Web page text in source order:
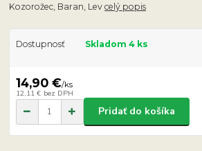
Kozorožec, Baran, Levcelý popis
Dostupnosť Skladom 4 ks
14,90 €/ks
12,11 € bez DPH
Pridať do košíka